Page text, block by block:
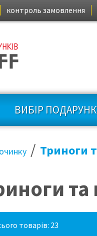
контроль замовлення
ВИБІР
/ Триноги
та
товарів: 23